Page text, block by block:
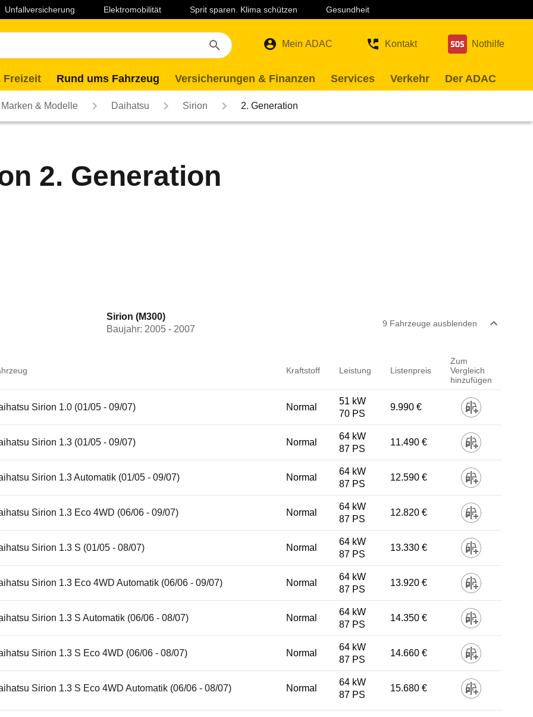
Unfallversicherung Elektromobilität Sprit sparen. Klima schützen Gesundheit
Mein ADAC Kontakt Nothilfe
Freizeit Rund ums Fahrzeug Versicherungen & Finanzen Services Verkehr Der ADAC
Marken & Modelle Daihatsu Sirion 2. Generation
2. Generation
Sirion (M300)
Baujahr: 2005 - 2007
9 Fahrzeuge ausblenden
Kraftstoff Leistung Listenpreis
Zum
Vergleich
hinzufügen
Sirion 1.0 (01/05 - 09/07) Normal
51 kW
70 PS
9.990 €
Sirion 1.3 (01/05 - 09/07) Normal
64 kW
87 PS
11.490 €
Sirion 1.3 Automatik (01/05 - 09/07) Normal
64 kW
87 PS
12.590 €
Sirion 1.3 Eco 4WD (06/06 - 09/07) Normal
64 kW
87 PS
12.820 €
Sirion 1.3 S (01/05 - 08/07) Normal
64 kW
87 PS
13.330 €
Sirion 1.3 Eco 4WD Automatik (06/06 - 09/07) Normal
64 kW
87 PS
13.920 €
Sirion 1.3 S Automatik (06/06 - 08/07) Normal
64 kW
87 PS
14.350 €
Sirion 1.3 S Eco 4WD (06/06 - 08/07) Normal
64 kW
87 PS
14.660 €
Sirion 1.3 S Eco 4WD Automatik (06/06 - 08/07) Normal
64 kW
87 PS
15.680 €